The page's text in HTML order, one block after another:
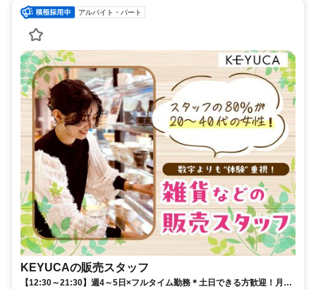
アルバイト・パート
KEYUCAの販売スタッフ
【12:30～21:30】週4～5日×フルタイム勤務＊土日できる方歓迎！月収